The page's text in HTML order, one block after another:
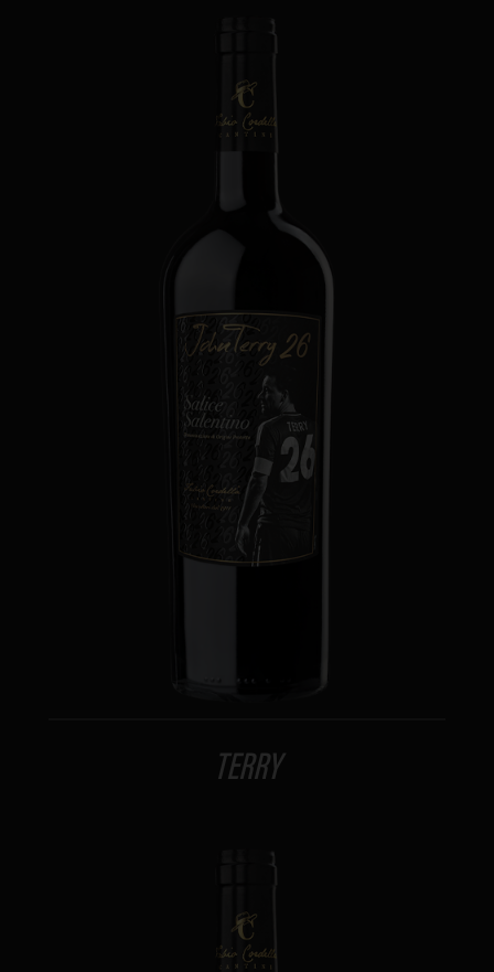
TERRY